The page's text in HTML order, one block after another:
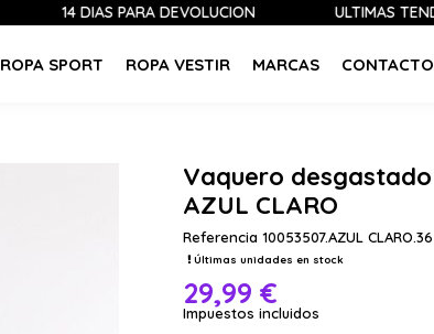
14 DÍAS PARA DEVOLUCIÓN ÚLTIMAS TENDENCIAS
ROPA SPORT ROPA VESTIR MARCAS CONTACTO
Vaquero desgastado
AZUL CLARO
Referencia 10053507.AZUL CLARO.36
Últimas unidades en stock
29,99 €
Impuestos incluidos